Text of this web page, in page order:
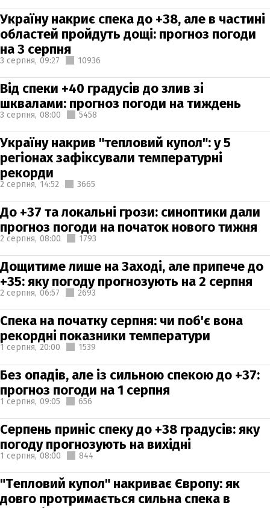
Україну накриє спека до +38, але в частині
областей пройдуть дощі: прогноз погоди
на 3 серпня
3 серпня, 09:27 10936
Від спеки +40 градусів до злив зі
шквалами: прогноз погоди на тиждень
3 серпня, 08:00 5458
Україну накрив "тепловий купол": у 5
регіонах зафіксували температурні
рекорди
2 серпня, 14:52 3665
До +37 та локальні грози: синоптики дали
прогноз погоди на початок нового тижня
2 серпня, 08:00 1793
Дощитиме лише на Заході, але припече до
+35: яку погоду прогнозують на 2 серпня
2 серпня, 06:57 2693
Спека на початку серпня: чи поб'є вона
рекордні показники температури
1 серпня, 20:00 1539
Без опадів, але із сильною спекою до +37:
прогноз погоди на 1 серпня
1 серпня, 09:05 656
Серпень приніс спеку до +38 градусів: яку
погоду прогнозують на вихідні
1 серпня, 08:00 844
"Тепловий купол" накриває Європу: як
довго протримається сильна спека в